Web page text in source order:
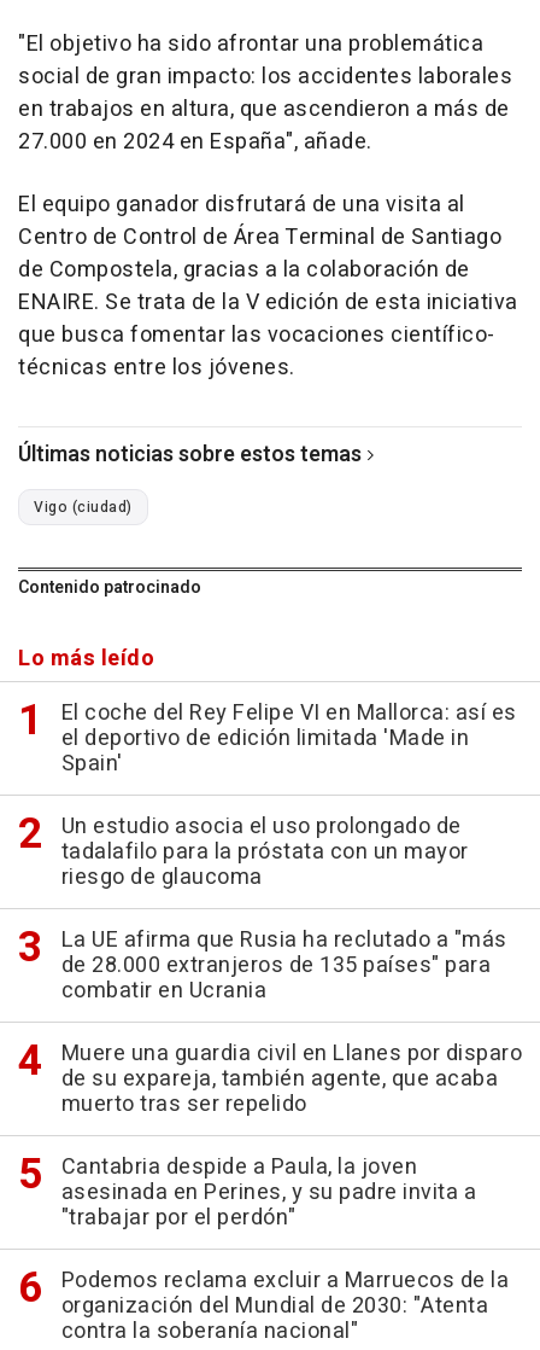
"El objetivo ha sido afrontar una problemática
social de gran impacto: los accidentes laborales
en trabajos en altura, que ascendieron a más de
27.000 en 2024 en España", añade.
El equipo ganador disfrutará de una visita al
Centro de Control de Área Terminal de Santiago
de Compostela, gracias a la colaboración de
ENAIRE. Se trata de la V edición de esta iniciativa
que busca fomentar las vocaciones científico-
técnicas entre los jóvenes.
Últimas noticias sobre estos temas
Vigo (ciudad)
Contenido patrocinado
Lo más leído
El coche del Rey Felipe VI en Mallorca: así es
el deportivo de edición limitada 'Made in
Spain'
Un estudio asocia el uso prolongado de
tadalafilo para la próstata con un mayor
riesgo de glaucoma
La UE afirma que Rusia ha reclutado a "más
de 28.000 extranjeros de 135 países" para
combatir en Ucrania
Muere una guardia civil en Llanes por disparo
de su expareja, también agente, que acaba
muerto tras ser repelido
Cantabria despide a Paula, la joven
asesinada en Perines, y su padre invita a
"trabajar por el perdón"
Podemos reclama excluir a Marruecos de la
organización del Mundial de 2030: "Atenta
contra la soberanía nacional"